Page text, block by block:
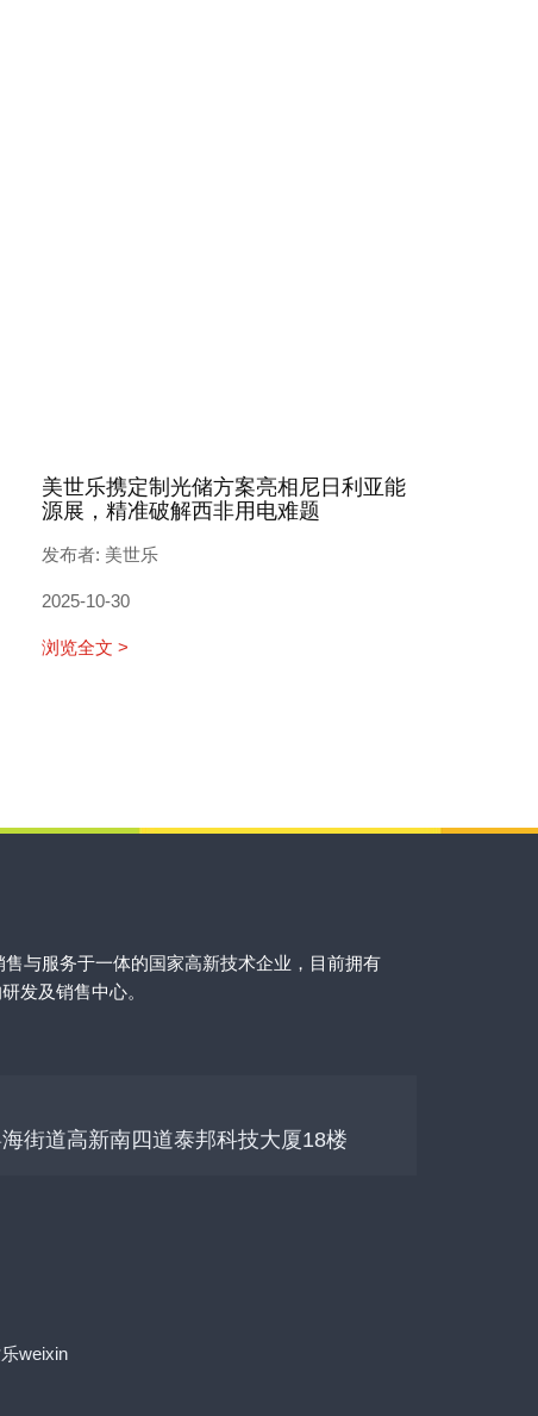
美世乐携定制光储方案亮相尼日利亚能
源展，精准破解西非用电难题
发布者: 美世乐
2025-10-30
浏览全文 >
与服务于一体的国家高新技术企业，目前拥有
发及销售中心。
街道高新南四道泰邦科技大厦18楼